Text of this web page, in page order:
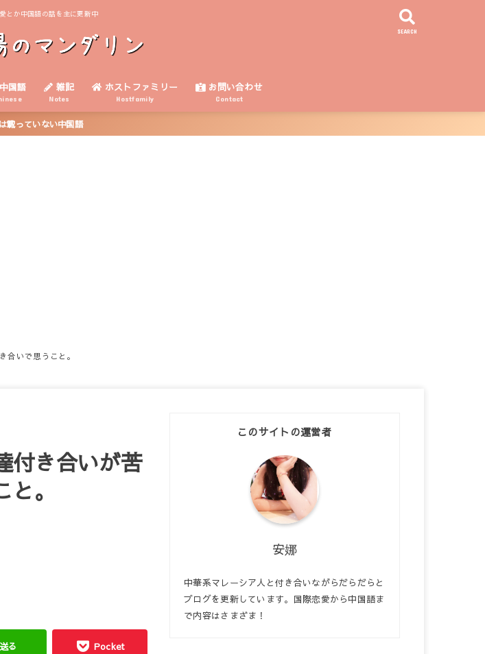
とか中国語の話を主に更新中
中国語 雑記
Notes
ホストファミリー
Hostfamily
お問い合わせ
Contact
SEARCH
載っていない中国語
合いで思うこと。
付き合いが苦
。
送る Pocket
このサイトの運営者
安娜
中華系マレーシア人と付き合いながらだらだらと
ブログを更新しています。国際恋愛から中国語ま
で内容はさまざま！